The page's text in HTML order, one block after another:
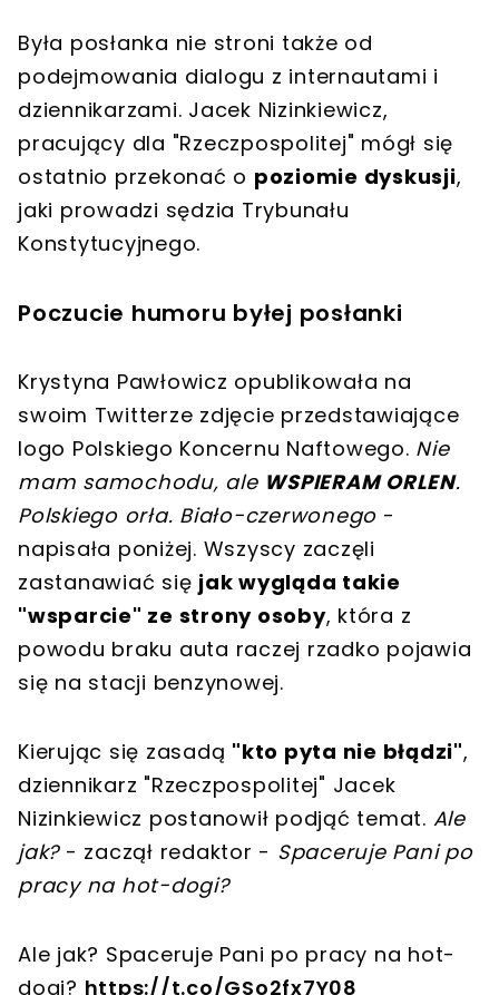
Była posłanka nie stroni także od
podejmowania dialogu z internautami i
dziennikarzami. Jacek Nizinkiewicz,
pracujący dla "Rzeczpospolitej" mógł się
ostatnio przekonać o poziomie dyskusji,
jaki prowadzi sędzia Trybunału
Konstytucyjnego.
Poczucie humoru byłej posłanki
Krystyna Pawłowicz opublikowała na
swoim Twitterze zdjęcie przedstawiające
logo Polskiego Koncernu Naftowego. Nie
mam samochodu, ale WSPIERAM ORLEN.
Polskiego orła. Biało-czerwonego -
napisała poniżej. Wszyscy zaczęli
zastanawiać się jak wygląda takie
"wsparcie" ze strony osoby, która z
powodu braku auta raczej rzadko pojawia
się na stacji benzynowej.
Kierując się zasadą "kto pyta nie błądzi",
dziennikarz "Rzeczpospolitej" Jacek
Nizinkiewicz postanowił podjąć temat. Ale
jak?- zaczął redaktor - Spaceruje Pani po
pracy na hot-dogi?
Ale jak? Spaceruje Pani po pracy na hot-
dogi? https://t.co/GSo2fx7Y08